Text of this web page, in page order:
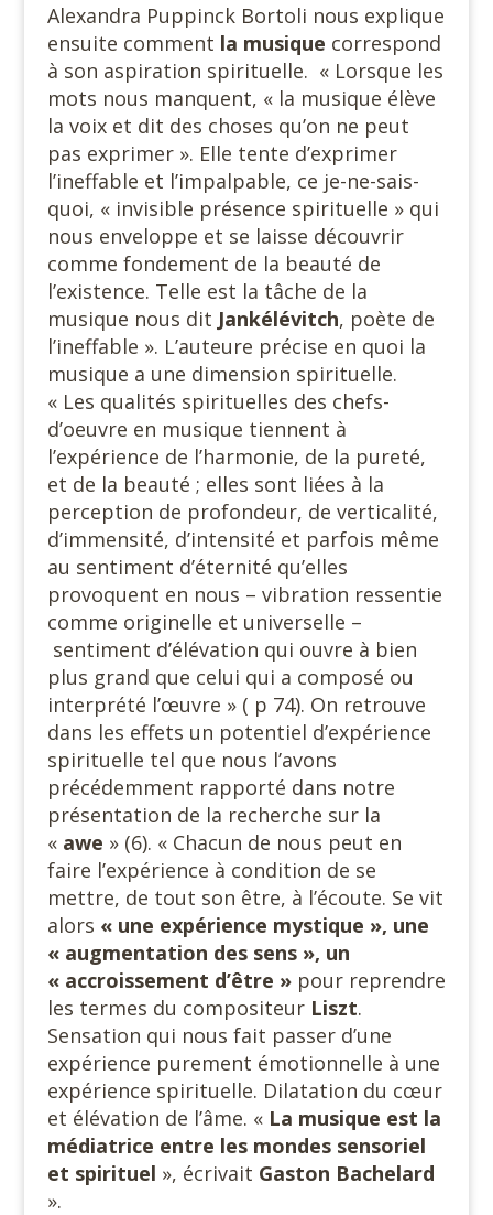
Alexandra Puppinck Bortoli nous explique
ensuite comment la musique correspond
à son aspiration spirituelle. « Lorsque les
mots nous manquent, « la musique élève
la voix et dit des choses qu’on ne peut
pas exprimer ». Elle tente d’exprimer
l’ineffable et l’impalpable, ce je-ne-sais-
quoi, « invisible présence spirituelle » qui
nous enveloppe et se laisse découvrir
comme fondement de la beauté de
l’existence. Telle est la tâche de la
musique nous dit Jankélévitch, poète de
l’ineffable ». L’auteure précise en quoi la
musique a une dimension spirituelle.
« Les qualités spirituelles des chefs-
d’oeuvre en musique tiennent à
l’expérience de l’harmonie, de la pureté,
et de la beauté ; elles sont liées à la
perception de profondeur, de verticalité,
d’immensité, d’intensité et parfois même
au sentiment d’éternité qu’elles
provoquent en nous – vibration ressentie
comme originelle et universelle –
sentiment d’élévation qui ouvre à bien
plus grand que celui qui a composé ou
interprété l’œuvre » ( p 74). On retrouve
dans les effets un potentiel d’expérience
spirituelle tel que nous l’avons
précédemment rapporté dans notre
présentation de la recherche sur la
« awe » (6). « Chacun de nous peut en
faire l’expérience à condition de se
mettre, de tout son être, à l’écoute. Se vit
alors « une expérience mystique », une
« augmentation des sens », un
« accroissement d’être »pour reprendre
les termes du compositeur Liszt.
Sensation qui nous fait passer d’une
expérience purement émotionnelle à une
expérience spirituelle. Dilatation du cœur
et élévation de l’âme. « La musique est la
médiatrice entre les mondes sensoriel
et spirituel », écrivait Gaston Bachelard
».